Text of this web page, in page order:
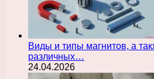
Виды и типы магнитов, а
различных…
24.04.2026